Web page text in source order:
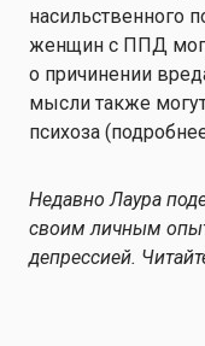
насильственного
женщин с ППД
о причинении
мысли также
психоза
Недавно Лаура
своим личным
депрессией.